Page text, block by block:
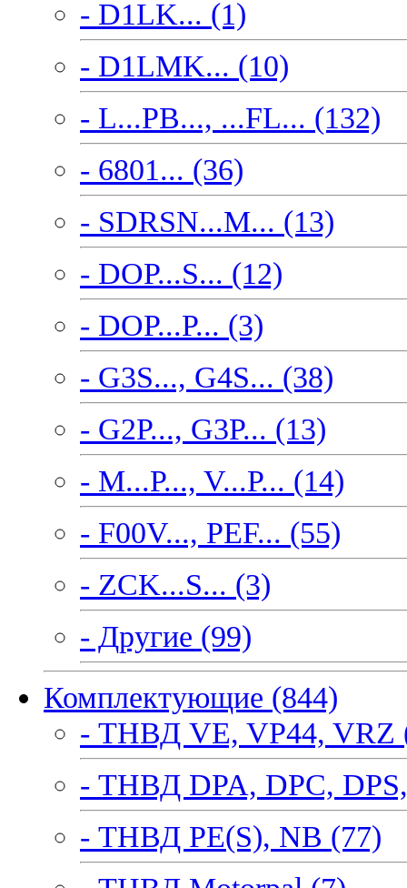
- D1LK... (1)
- D1LMK... (10)
- L...PB..., ...FL... (132)
- 6801... (36)
- SDRSN...M... (13)
- DOP...S... (12)
- DOP...P... (3)
- G3S..., G4S... (38)
- G2P..., G3P... (13)
- M...P..., V...P... (14)
- F00V..., PEF... (55)
- ZCK...S... (3)
- Другие (99)
Комплектующие (844)
- ТНВД VE, VP44, VRZ
- ТНВД DPA, DPC,
- ТНВД PE(S), NB (77)